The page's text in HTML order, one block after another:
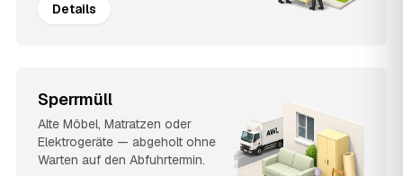
Details
Sperrmüll
Alte Möbel, Matratzen oder
Elektrogeräte — abgeholt ohne
Warten auf den Abfuhrtermin.